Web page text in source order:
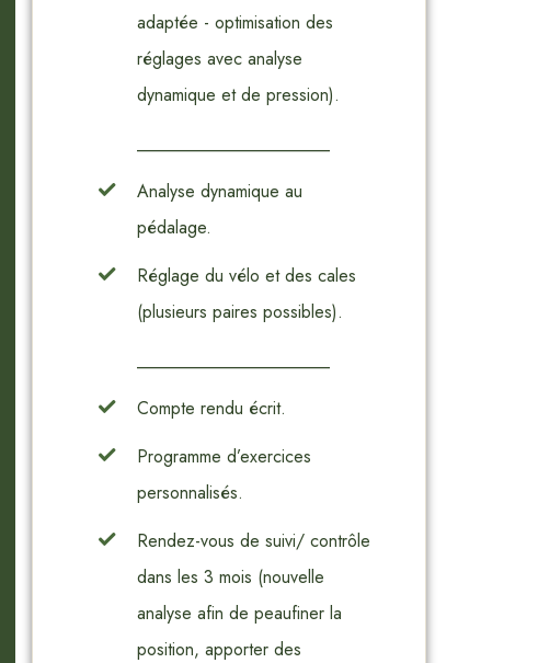
adaptée - optimisation des
réglages avec analyse
dynamique et de pression).
Analyse dynamique au
pédalage.
Réglage du vélo et des cales
(plusieurs paires possibles).
Compte rendu écrit.
Programme d’exercices
personnalisés.
Rendez-vous de suivi/ contrôle
dans les 3 mois (nouvelle
analyse afin de peaufiner la
position, apporter des